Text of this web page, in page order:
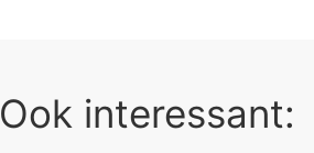
Ook interessant: